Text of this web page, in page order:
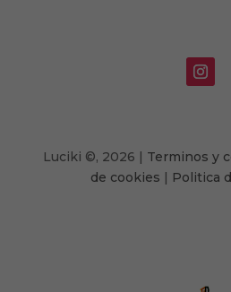
Luciki ©, 2026 | Terminos y
de cookies | Politica